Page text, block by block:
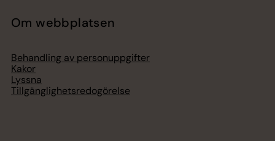
Om webbplatsen
Behandling av personuppgifter
Kakor
Lyssna
Tillgänglighetsredogörelse